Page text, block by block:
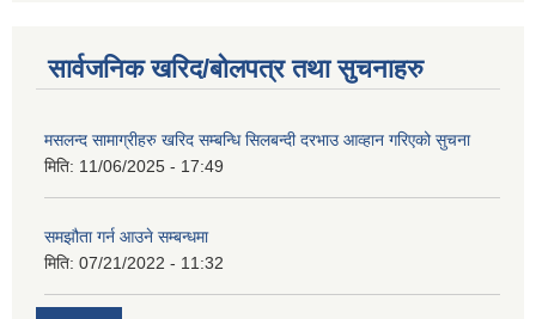
सार्वजनिक खरिद/बोलपत्र तथा सुचनाहरु
मसलन्द सामाग्रीहरु खरिद सम्बन्धि सिलबन्दी दरभाउ आव्हान गरिएको सुचना
मिति: 11/06/2025 - 17:49
समझौता गर्न आउने सम्बन्धमा
मिति: 07/21/2022 - 11:32